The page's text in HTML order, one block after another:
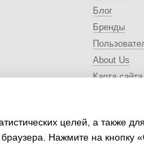
Блог
Бренды
About Us
Карта сайта
целей, а также
Нажмите на кнопку